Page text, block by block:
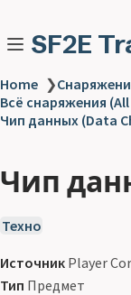
SF2E
Home ❯
Всё снаряжения
Чип данных (Data
Чип
Техно
Источник Player
Тип Предмет